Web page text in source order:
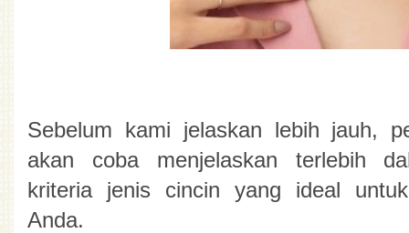
Sebelum kami jelaskan lebih jauh,
akan coba menjelaskan terlebih
kriteria jenis cincin yang ideal
Anda.